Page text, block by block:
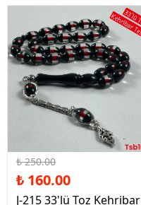
₺ 250.00
₺ 160.00
J-215 33'lü Toz Kehribar